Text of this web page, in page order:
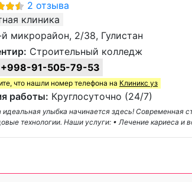
2 отзыва
клиника
микрорайон, 2/38, Гулистан
Строительный колледж
+998-91-505-79-53
что нашли номер телефона на Клиникс уз
работы: Круглосуточно (24/7)
улыбка начинается здесь! Современная
технологии. Наши услуги: • Лечение кариеса и